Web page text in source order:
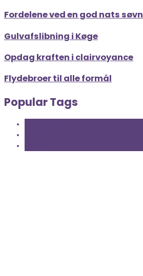
Fordelene ved en god nats søvn
Gulvafslibning i Køge
Opdag kraften i clairvoyance
Flydebroer til alle formål
Popular Tags